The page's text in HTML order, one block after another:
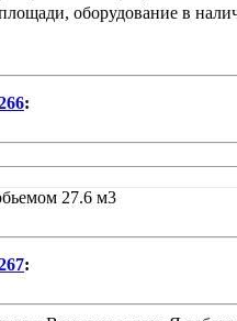
оборудование в
:
27.6 м3
: